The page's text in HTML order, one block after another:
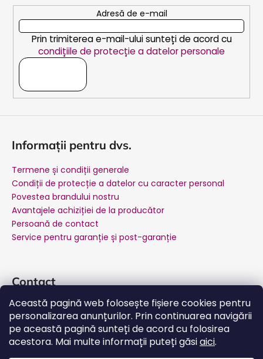
Această pagină web folosește fișiere cookies pentru
personalizarea anunțurilor. Prin continuarea navigării
pe această pagină sunteți de acord cu folosirea
acestora. Mai multe informații puteți găsiaici.
Adresă de e-mail
Prin trimiterea e-mail-ului sunteți de acord cu
condițiile de protecție a datelor personale
Informații pentru dvs.
Termene și condiții generale
Condiții de protecție a datelor cu caracter personal
Povestea brandului nostru
Avantajele achiziției de la producător
Persoană de contact
Service pentru garanție și post-garanție
Contact
suport@salente.ro
Salente Romania
salente.ro
YouTube